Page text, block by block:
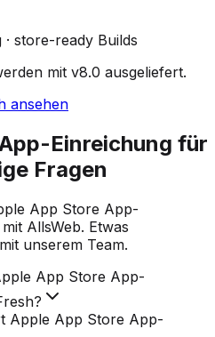
store-ready Builds
mit v8.0 ausgeliefert.
ansehen
Einreichung für
Fragen
App Store App-
AllsWeb. Etwas
unserem Team.
App Store App-
Apple App Store App-